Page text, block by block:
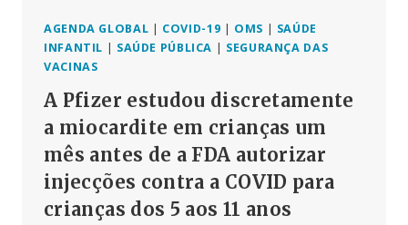
SEM
FINS
AGENDA GLOBAL | COVID-19 | OMS | SAÚDE
INFANTIL | SAÚDE PÚBLICA | SEGURANÇA DAS
VACINAS
A Pfizer estudou discretamente
a miocardite em crianças um
mês antes de a FDA autorizar
injecções contra a COVID para
crianças dos 5 aos 11 anos